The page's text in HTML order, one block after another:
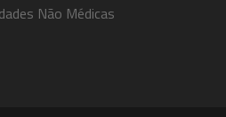
Não Médicas